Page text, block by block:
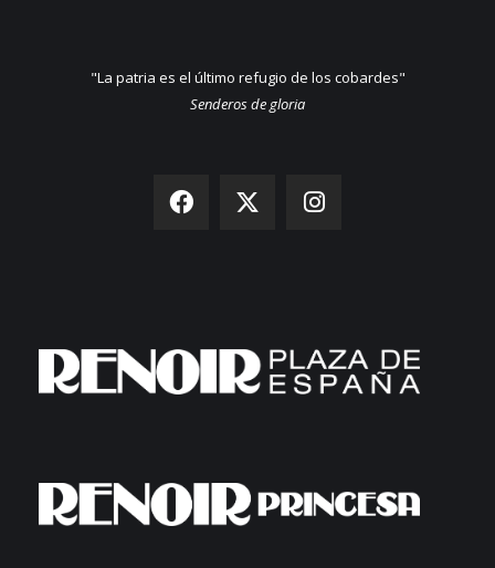
"La patria es el último refugio de los cobardes"
Senderos de gloria